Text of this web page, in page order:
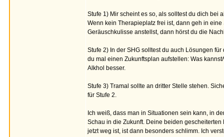
Stufe 1) Mir scheint es so, als solltest du dich bei
Wenn kein Therapieplatz frei ist, dann geh in
Geräuschkulisse anstellst, dann hörst du die
Stufe 2) In der SHG solltest du auch Lösungen
du mal einen Zukunftsplan aufstellen: Was
Alkhol besser.
Stufe 3) Tramal sollte an dritter Stelle stehen.
für Stufe 2.
Ich weiß, dass man in Situationen sein kann, in
Schau in die Zukunft. Deine beiden
jetzt weg ist, ist dann besonders schlimm. Ich